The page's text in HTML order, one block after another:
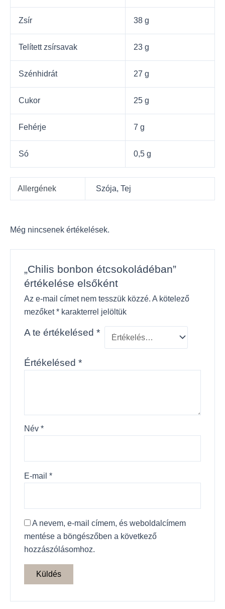
Zsír 38 g
Telített zsírsavak 23 g
Szénhidrát 27 g
Cukor 25 g
Fehérje 7 g
Só 0,5 g
Allergének Szója, Tej
Még nincsenek értékelések.
„Chilis bonbon étcsokoládéban”
értékelése elsőként
Az e-mail címet nem tesszük közzé. A kötelező
mezőket*karakterrel jelöltük
A te értékelésed *
Értékelésed *
Név *
E-mail *
A nevem, e-mail címem, és weboldalcímem
mentése a böngészőben a következő
hozzászólásomhoz.